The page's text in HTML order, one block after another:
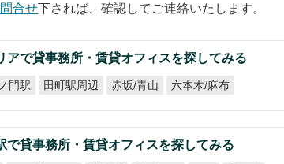
合せ下されば、確認してご連絡いたします。
アで貸事務所・賃貸オフィスを探してみる
門駅 田町駅周辺 赤坂/青山 六本木/麻布
で貸事務所・賃貸オフィスを探してみる